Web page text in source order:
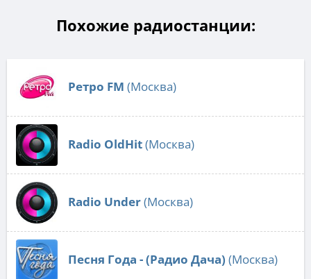
Похожие радиостанции:
Ретро FM (Москва)
Radio OldHit(Москва)
Radio Under(Москва)
Песня Года - (Радио Дача) (Москва)